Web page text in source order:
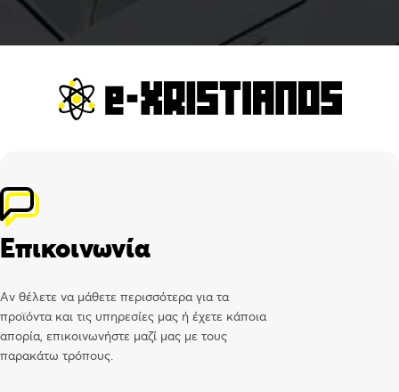
Επικοινωνία
Αν θέλετε να μάθετε περισσότερα για τα
προϊόντα και τις υπηρεσίες μας ή έχετε κάποια
απορία, επικοινωνήστε μαζί μας με τους
παρακάτω τρόπους.